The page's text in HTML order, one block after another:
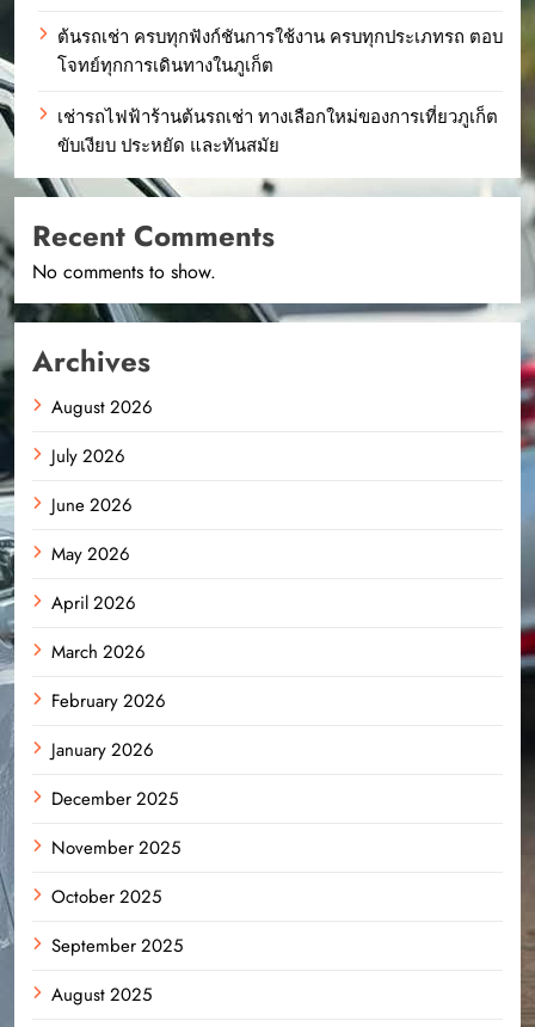
ต้นรถเช่า ครบทุกฟังก์ชันการใช้งาน ครบทุกประเภทรถ ตอบ
โจทย์ทุกการเดินทางในภูเก็ต
เช่ารถไฟฟ้าร้านต้นรถเช่า ทางเลือกใหม่ของการเที่ยวภูเก็ต
ขับเงียบ ประหยัด และทันสมัย
Recent Comments
No comments to show.
Archives
August 2026
July 2026
June 2026
May 2026
April 2026
March 2026
February 2026
January 2026
December 2025
November 2025
October 2025
September 2025
August 2025